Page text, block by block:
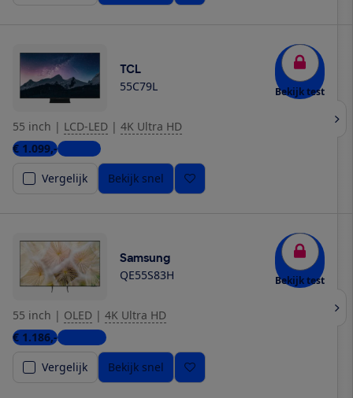
TCL
55C79L Bekijk test
55 inch | LCD-LED | 4K Ultra HD
€ 1.099,-1 winkel
Vergelijk
Bekijk snel
Samsung
QE55S83H Bekijk test
55 inch | OLED | 4K Ultra HD
€ 1.186,-3 winkels
Vergelijk
Bekijk snel